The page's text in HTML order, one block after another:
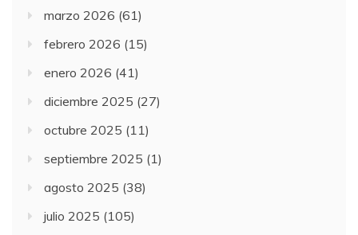
marzo 2026 (61)
febrero 2026 (15)
enero 2026 (41)
diciembre 2025 (27)
octubre 2025 (11)
septiembre 2025 (1)
agosto 2025 (38)
julio 2025 (105)